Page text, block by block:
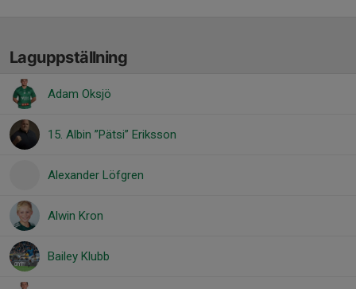
Laguppställning
Adam Oksjö
15. Albin ”Pätsi” Eriksson
Alexander Löfgren
Alwin Kron
Bailey Klubb